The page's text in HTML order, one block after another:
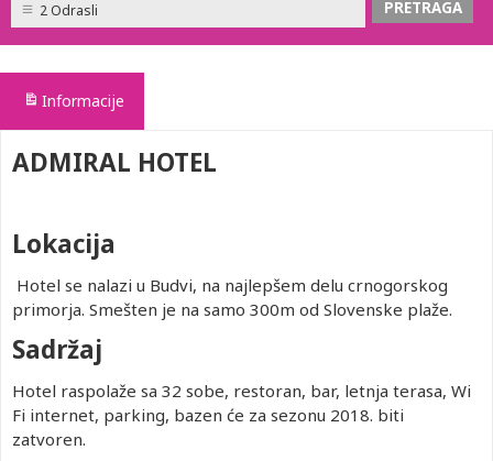
2 Odrasli
Informacije
ADMIRAL HOTEL
Lokacija
Hotel se nalazi u Budvi, na najlepšem delu crnogorskog
primorja. Smešten je na samo 300m od Slovenske plaže.
Sadržaj
Hotel raspolaže sa 32 sobe, restoran, bar, letnja terasa, Wi
Fi internet, parking, bazen će za sezonu 2018. biti
zatvoren.